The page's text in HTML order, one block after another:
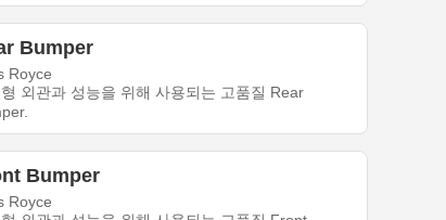
Bumper
Royce
외관과 성능을 위해 사용되는 고품질 Rear
Bumper
Royce